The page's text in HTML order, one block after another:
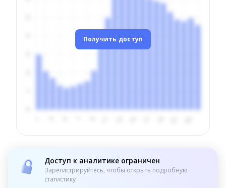
Получить доступ
Доступ к аналитике ограничен
Зарегистрируйтесь, чтобы открыть подробную
статистику